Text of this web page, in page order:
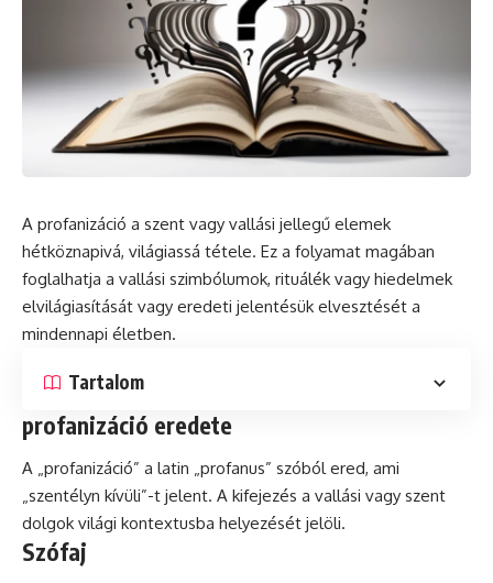
A profanizáció a szent vagy vallási jellegű elemek
hétköznapivá, világiassá tétele. Ez a folyamat magában
foglalhatja a vallási szimbólumok, rituálék vagy hiedelmek
elvilágiasítását vagy eredeti jelentésük elvesztését a
mindennapi életben.
Tartalom
profanizáció eredete
A „profanizáció” a latin „profanus” szóból ered, ami
„szentélyn kívüli”-t jelent. A kifejezés a vallási vagy szent
dolgok világi kontextusba helyezését jelöli.
Szófaj